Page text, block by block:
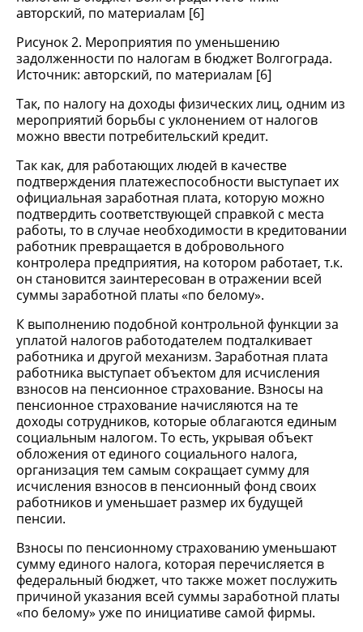
Рисунок 2. Мероприятия по уменьшению
задолженности по налогам в бюджет Волгограда.
Источник: авторский, по материалам [6]
Так, по налогу на доходы физических лиц, одним из
мероприятий борьбы с уклонением от налогов
можно ввести потребительский кредит.
Так как, для работающих людей в качестве
подтверждения платежеспособности выступает их
официальная заработная плата, которую можно
подтвердить соответствующей справкой с места
работы, то в случае необходимости в кредитовании
работник превращается в добровольного
контролера предприятия, на котором работает, т.к.
он становится заинтересован в отражении всей
суммы заработной платы «по белому».
К выполнению подобной контрольной функции за
уплатой налогов работодателем подталкивает
работника и другой механизм. Заработная плата
работника выступает объектом для исчисления
взносов на пенсионное страхование. Взносы на
пенсионное страхование начисляются на те
доходы сотрудников, которые облагаются единым
социальным налогом. То есть, укрывая объект
обложения от единого социального налога,
организация тем самым сокращает сумму для
исчисления взносов в пенсионный фонд своих
работников и уменьшает размер их будущей
пенсии.
Взносы по пенсионному страхованию уменьшают
сумму единого налога, которая перечисляется в
федеральный бюджет, что также может послужить
причиной указания всей суммы заработной платы
«по белому» уже по инициативе самой фирмы.